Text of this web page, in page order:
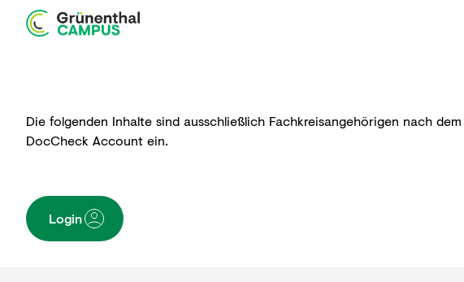
Die folgenden Inhalte sind ausschließlich Fachkreisangehörigen nach
DocCheck Account ein.
Login